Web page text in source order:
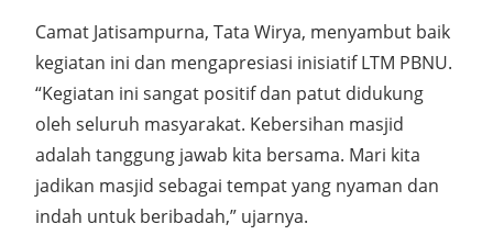
Camat Jatisampurna, Tata Wirya, menyambut baik
kegiatan ini dan mengapresiasi inisiatif LTM PBNU.
“Kegiatan ini sangat positif dan patut didukung
oleh seluruh masyarakat. Kebersihan masjid
adalah tanggung jawab kita bersama. Mari kita
jadikan masjid sebagai tempat yang nyaman dan
indah untuk beribadah,” ujarnya.